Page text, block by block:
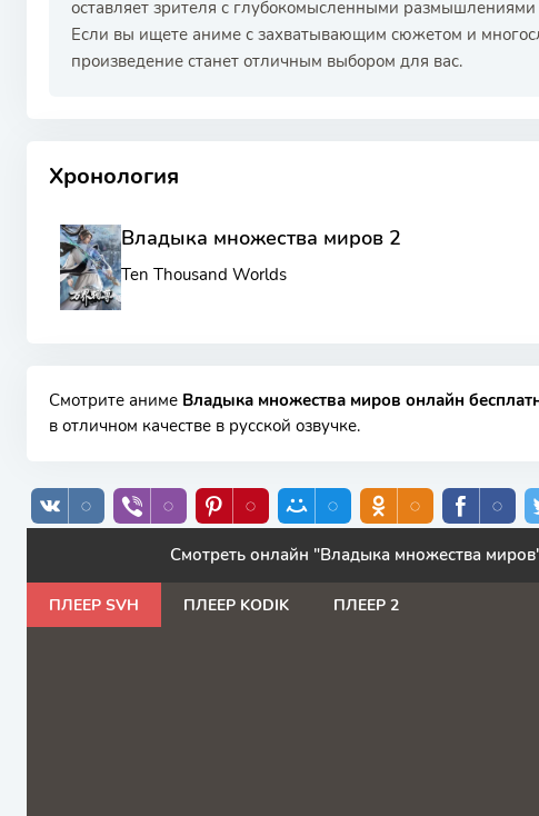
оставляет зрителя с глубокомысленными
Если вы ищете аниме с захватывающим сюжетом и
произведение станет отличным выбором для вас.
Хронология
Владыка множества миров 2
Ten Thousand Worlds
Смотрите аниме Владыка множества миров онлайн
в отличном качестве в русской озвучке.
Смотреть онлайн "Владыка множества
ПЛЕЕР SVH ПЛЕЕР KODIK ПЛЕЕР 2